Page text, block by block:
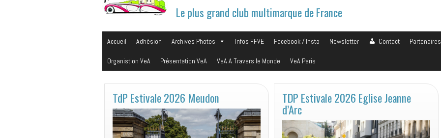
Le plus grand club multimarque de France
Accueil Adhésion Archives Photos Infos FFVE Facebook / Insta Newsletter Contact Partenaires
Organistion VeA Présentation VeA VeA A Travers le Monde VeA Paris
TdP Estivale 2026 Meudon TDP Estivale 2026 Eglise Jeanne
d’Arc